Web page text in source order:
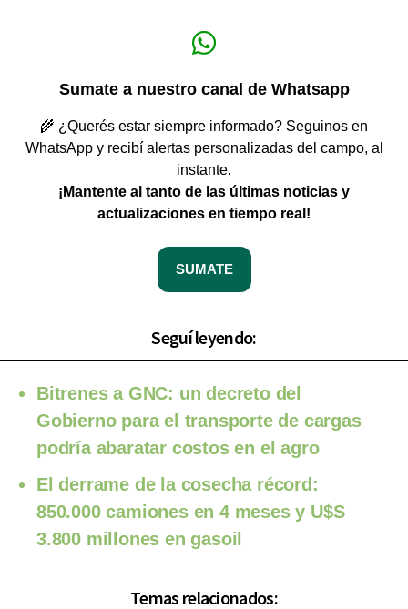
Sumate a nuestro canal de Whatsapp
🌾 ¿Querés estar siempre informado? Seguinos en
WhatsApp y recibí alertas personalizadas del campo, al
instante.
¡Mantente al tanto de las últimas noticias y
actualizaciones en tiempo real!
SUMATE
Seguí leyendo:
Bitrenes a GNC: un decreto del
Gobierno para el transporte de cargas
podría abaratar costos en el agro
El derrame de la cosecha récord:
850.000 camiones en 4 meses y U$S
3.800 millones en gasoil
Temas relacionados: